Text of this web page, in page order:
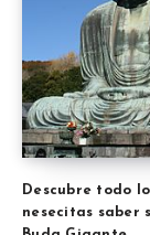
Descubre todo
nesecitas saber